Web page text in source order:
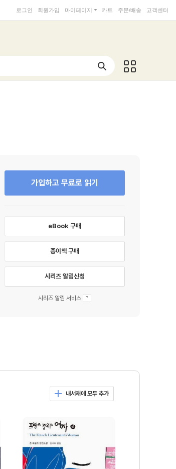
로그인 회원가입 마이페이지 카트 주문/배송 고객센터
가입하고 무료로 읽기
eBook 구매
종이책 구매
시리즈 알림신청
시리즈 알림 서비스
내서재에 모두 추가